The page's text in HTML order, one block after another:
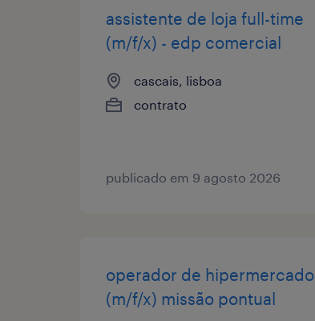
assistente de loja full-time
(m/f/x) - edp comercial
cascais, lisboa
contrato
publicado em 9 agosto 2026
operador de hipermercado
(m/f/x) missão pontual